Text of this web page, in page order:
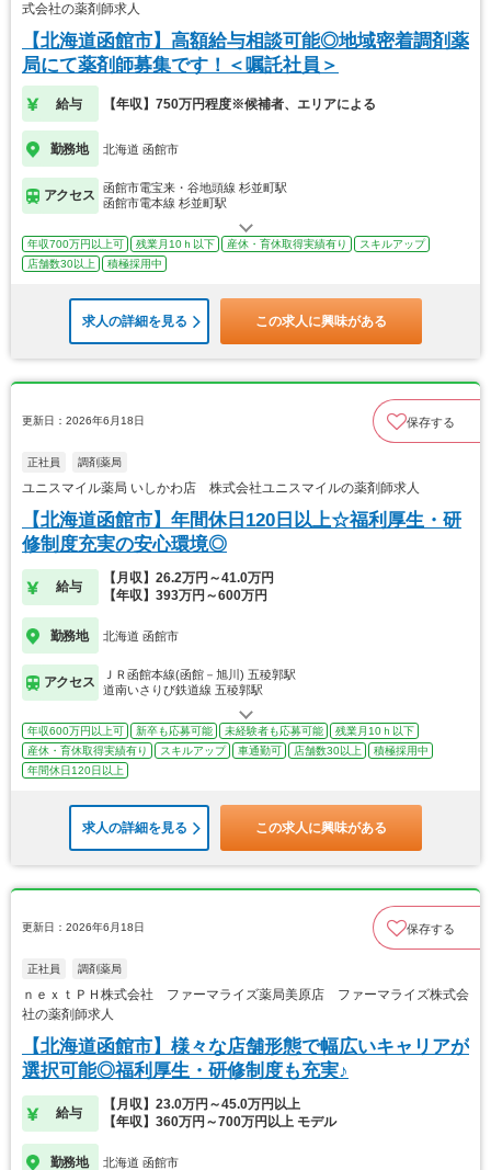
式会社の薬剤師求人
【北海道函館市】高額給与相談可能◎地域密着調剤薬
局にて薬剤師募集です！＜嘱託社員＞
給与 【年収】750万円程度※候補者、エリアによる
勤務地 北海道 函館市
アクセス
函館市電宝来・谷地頭線 杉並町駅
函館市電本線 杉並町駅
年収700万円以上可 残業月10ｈ以下 産休・育休取得実績有り
スキルアップ
店舗数30以上
積極採用中
求人の詳細を見る この求人に興味がある
更新日：2026年6月18日 保存する
正社員 調剤薬局
ユニスマイル薬局 いしかわ店 株式会社ユニスマイルの薬剤師求人
【北海道函館市】年間休日120日以上☆福利厚生・研
修制度充実の安心環境◎
給与
【月収】26.2万円～41.0万円
【年収】393万円～600万円
勤務地 北海道 函館市
アクセス
ＪＲ函館本線(函館－旭川) 五稜郭駅
道南いさりび鉄道線 五稜郭駅
年収600万円以上可 新卒も応募可能 未経験者も応募可能
残業月10ｈ以下
産休・育休取得実績有り
スキルアップ 車通勤可 店舗数30以上
積極採用中
年間休日120日以上
求人の詳細を見る この求人に興味がある
更新日：2026年6月18日 保存する
正社員 調剤薬局
ｎｅｘｔＰＨ株式会社 ファーマライズ薬局美原店 ファーマライズ株式会
社の薬剤師求人
【北海道函館市】様々な店舗形態で幅広いキャリアが
選択可能◎福利厚生・研修制度も充実♪
給与
【月収】23.0万円～45.0万円以上
【年収】360万円～700万円以上 モデル
勤務地 北海道 函館市